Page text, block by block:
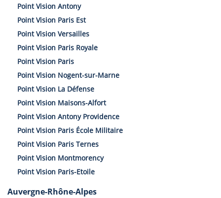
Point Vision Antony
Point Vision Paris Est
Point Vision Versailles
Point Vision Paris Royale
Point Vision Paris
Point Vision Nogent-sur-Marne
Point Vision La Défense
Point Vision Maisons-Alfort
Point Vision Antony Providence
Point Vision Paris École Militaire
Point Vision Paris Ternes
Point Vision Montmorency
Point Vision Paris-Etoile
Auvergne-Rhône-Alpes